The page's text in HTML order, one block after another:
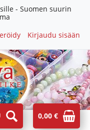
- Suomen suurin
Kirjaudu sisään
0,00 €